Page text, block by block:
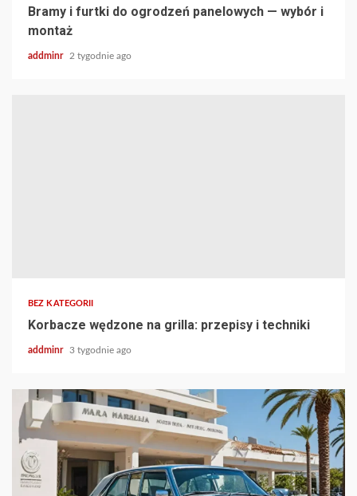
Bramy i furtki do ogrodzeń panelowych — wybór i
montaż
addminr 2 tygodnie ago
BEZ KATEGORII
Korbacze wędzone na grilla: przepisy i techniki
addminr 3 tygodnie ago